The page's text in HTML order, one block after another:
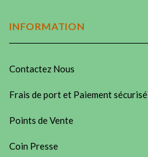
INFORMATION
Contactez Nous
Frais de port et Paiement sécurisé
Points de Vente
Coin Presse